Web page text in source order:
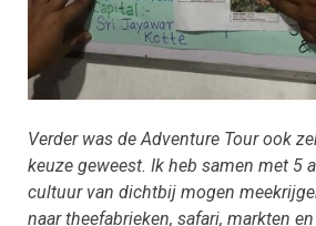
Verder was de Adventure Tour ook
keuze geweest. Ik heb samen met 5
cultuur van dichtbij mogen
naar theefabrieken, safari, markten en